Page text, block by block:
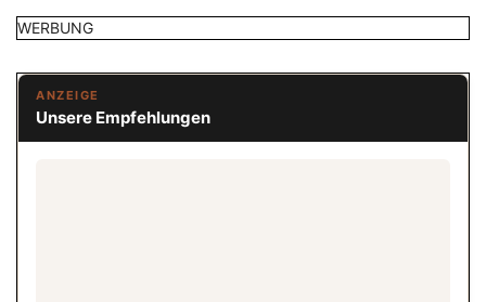
WERBUNG
ANZEIGE
Unsere Empfehlungen